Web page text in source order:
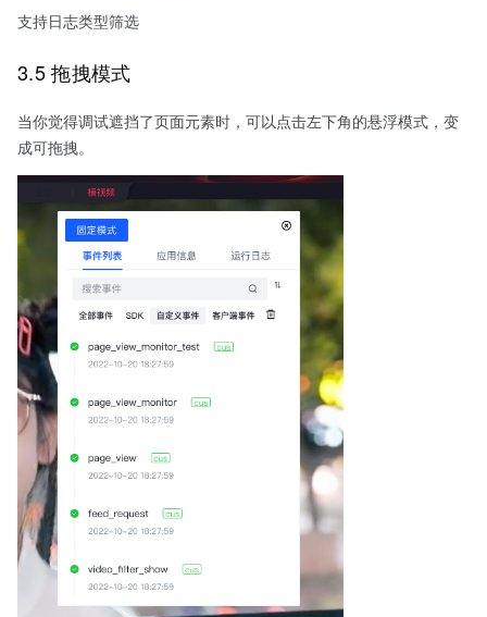
支持日志类型筛选
3.5 拖拽模式
当你觉得调试遮挡了页面元素时，可以点击左下角的悬浮模式，变
成可拖拽。